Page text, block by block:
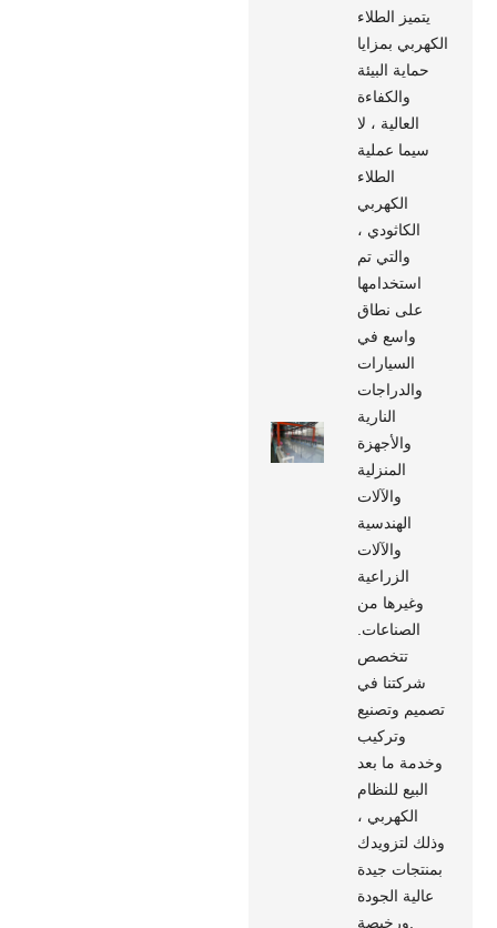
يتميز الطلاء
الكهربي بمزايا
حماية البيئة
والكفاءة
العالية ، لا
سيما عملية
الطلاء
الكهربي
الكاثودي ،
والتي تم
استخدامها
على نطاق
واسع في
السيارات
والدراجات
النارية
والأجهزة
المنزلية
والآلات
الهندسية
والآلات
الزراعية
وغيرها من
الصناعات.
تتخصص
شركتنا في
تصميم وتصنيع
وتركيب
وخدمة ما بعد
البيع للنظام
الكهربي ،
وذلك لتزويدك
بمنتجات جيدة
عالية الجودة